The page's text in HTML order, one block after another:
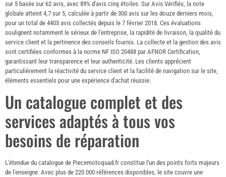
sur 5 basée sur 62 avis, avec 89% d'avis cinq étoiles. Sur Avis Vérifiés, la note
globale atteint 4,7 sur 5, calculée à partir de 300 avis sur les douze derniers mois,
pour un total de 4403 avis collectés depuis le 7 février 2018. Ces évaluations
soulignent notamment le sérieux de l'entreprise, la rapidité de livraison, la qualité du
service client et la pertinence des conseils fournis. La collecte et la gestion des avis
sont certifiées conformes à la norme NF ISO 20488 par AFNOR Certification,
garantissant leur transparence et leur authenticité. Les clients apprécient
particulièrement la réactivité du service client et la facilité de navigation sur le site,
éléments essentiels pour une expérience d'achat réussie.
Un catalogue complet et des
services adaptés à tous vos
besoins de réparation
L'étendue du catalogue de Piecemotoquad.fr constitue l'un des points forts majeurs
de l'enseigne. Avec plus de 220 000 références disponibles, le site couvre une